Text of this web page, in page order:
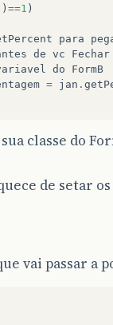
==1 )
para
de vc
Fechar
do
FormB
= jan .
classe do
de setar
vai passar a